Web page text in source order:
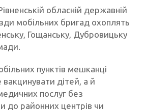
обласній державній
мобільних бригад охоплять
Гощанську, Дубровицьку
пунктів мешканці
дітей, а й
послуг без
до районних центрів чи